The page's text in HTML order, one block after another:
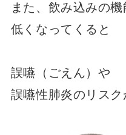
また、飲み込みの
低くなってくると
誤嚥（ごえん）や
誤嚥性肺炎のリス